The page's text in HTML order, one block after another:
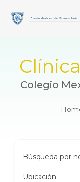
links
primary
content
Colegio
Búsqueda por
Ubicación